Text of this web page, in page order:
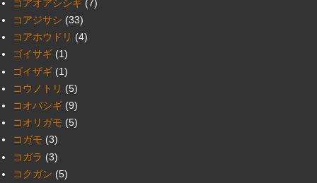
コアオアシシギ (7)
コアジサシ (33)
コアホウドリ (4)
ゴイサギ (1)
ゴイザギ (1)
コウノトリ (5)
コオバシギ (9)
コオリガモ (5)
コガモ (3)
コガラ (3)
コクガン (5)